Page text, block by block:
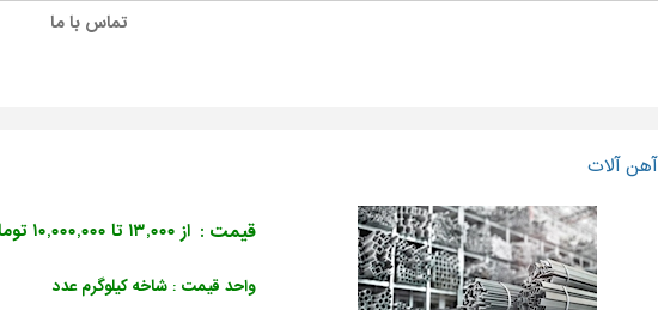
تماس با ما
آهن آلات
قیمت : از ۱۳,۰۰۰ تا ۱۰,۰۰۰,۰۰۰ تومان
واحد قیمت : شاخه کیلوگرم عدد